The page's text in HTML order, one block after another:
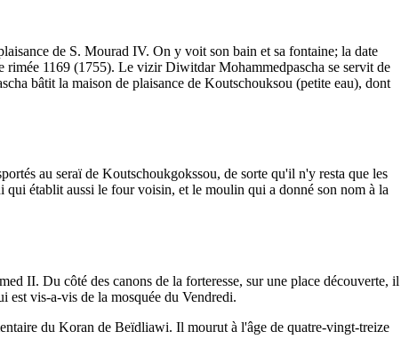
de S. Mourad IV. On y voit son bain et sa fontaine; la date
rimée 1169 (1755). Le vizir Diwitdar Mohammedpascha se servit de
bâtit la maison de plaisance de Koutschouksou (petite eau), dont
au seraï de Koutschoukgokssou, de sorte qu'il n'y resta que les
qui établit aussi le four voisin, et le moulin qui a donné son nom à la
II. Du côté des canons de la forteresse, sur une place découverte, il
est vis-a-vis de la mosquée du Vendredi.
du Koran de Beïdliawi. Il mourut à l'âge de quatre-vingt-treize